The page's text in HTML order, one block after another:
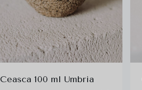
Ceasca 100 ml Umbria